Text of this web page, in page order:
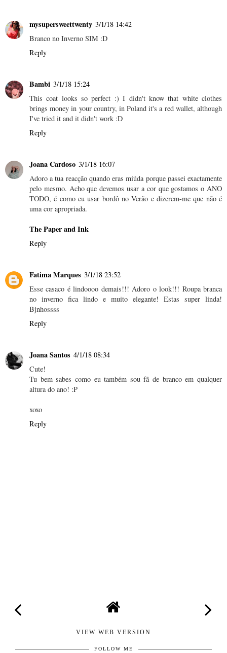
mysupersweettwenty 3/1/18 14:42
Branco no Inverno SIM :D
Reply
Bambi 3/1/18 15:24
This coat looks so perfect :) I didn't know that white clothes
brings money in your country, in Poland it's a red wallet, although
I've tried it and it didn't work :D
Reply
Joana Cardoso 3/1/18 16:07
Adoro a tua reacção quando eras miúda porque passei exactamente
pelo mesmo. Acho que devemos usar a cor que gostamos o ANO
TODO, é como eu usar bordô no Verão e dizerem-me que não é
uma cor apropriada.
The Paper and Ink
Reply
Fatima Marques 3/1/18 23:52
Esse casaco é lindoooo demais!!! Adoro o look!!! Roupa branca
no inverno fica lindo e muito elegante! Estas super linda!
Bjnhossss
Reply
Joana Santos 4/1/18 08:34
Cute!
Tu bem sabes como eu também sou fã de branco em qualquer
altura do ano! :P
xoxo
Reply
VIEW WEB VERSION
FOLLOW ME